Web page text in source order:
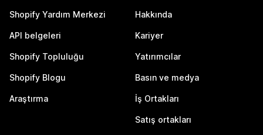
Shopify Yardım Merkezi
API belgeleri
Shopify Topluluğu
Shopify Blogu
Araştırma
Hakkında
Kariyer
Yatırımcılar
Basın ve medya
İş Ortakları
Satış ortakları